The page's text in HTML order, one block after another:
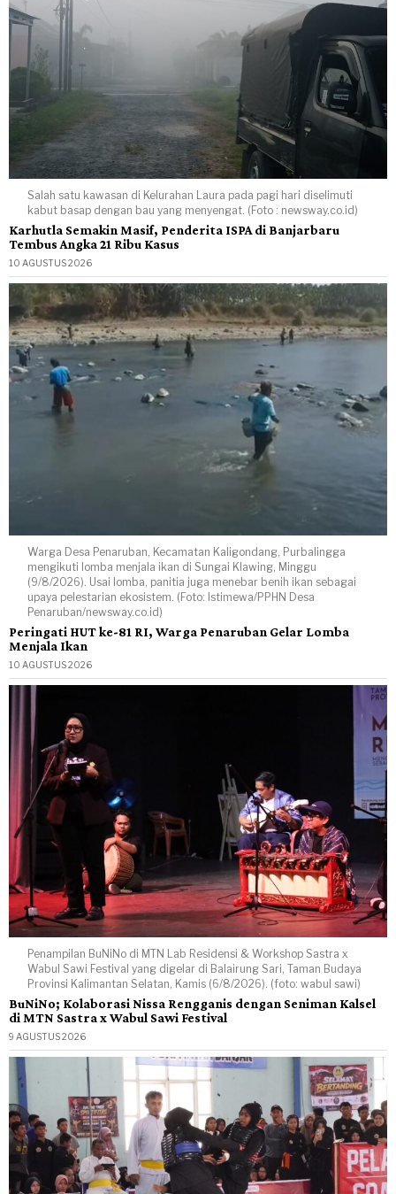
Salah satu kawasan di Kelurahan Laura pada pagi hari diselimuti
kabut basap dengan bau yang menyengat. (Foto : newsway.co.id)
Karhutla Semakin Masif, Penderita ISPA di Banjarbaru
Tembus Angka 21 Ribu Kasus
10 AGUSTUS 2026
Warga Desa Penaruban, Kecamatan Kaligondang, Purbalingga
mengikuti lomba menjala ikan di Sungai Klawing, Minggu
(9/8/2026). Usai lomba, panitia juga menebar benih ikan sebagai
upaya pelestarian ekosistem. (Foto: Istimewa/PPHN Desa
Penaruban/newsway.co.id)
Peringati HUT ke-81 RI, Warga Penaruban Gelar Lomba
Menjala Ikan
10 AGUSTUS 2026
Penampilan BuNiNo di MTN Lab Residensi & Workshop Sastra x
Wabul Sawi Festival yang digelar di Balairung Sari, Taman Budaya
Provinsi Kalimantan Selatan, Kamis (6/8/2026). (foto: wabul sawi)
BuNiNo; Kolaborasi Nissa Rengganis dengan Seniman Kalsel
di MTN Sastra x Wabul Sawi Festival
9 AGUSTUS 2026